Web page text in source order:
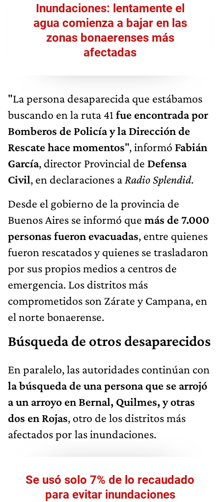
Inundaciones: lentamente el
agua comienza a bajar en las
zonas bonaerenses más
afectadas
"La persona desaparecida que estábamos
buscando en la ruta 41 fue encontrada por
Bomberos de Policía y la Dirección de
Rescate hace momentos", informó Fabián
García, director Provincial de Defensa
Civil, en declaraciones a Radio Splendid.
Desde el gobierno de la provincia de
Buenos Aires se informó que más de 7.000
personas fueron evacuadas, entre quienes
fueron rescatados y quienes se trasladaron
por sus propios medios a centros de
emergencia. Los distritos más
comprometidos son Zárate y Campana, en
el norte bonaerense.
Búsqueda de otros desaparecidos
En paralelo, las autoridades continúan con
la búsqueda de una persona que se arrojó
a un arroyo en Bernal, Quilmes, y otras
dos en Rojas, otro de los distritos más
afectados por las inundaciones.
Se usó solo 7% de lo recaudado
para evitar inundaciones